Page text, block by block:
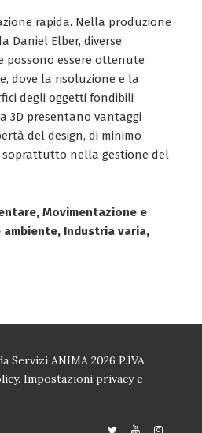
rapida. Nella produzione
Daniel Elber, diverse
possono essere ottenute
dove la risoluzione e la
degli oggetti fondibili
3D presentano vantaggi
del design, di minimo
nella gestione del
Movimentazione e
Industria varia,
Servizi ANIMA 2026 P.IVA
Impostazioni privacy e